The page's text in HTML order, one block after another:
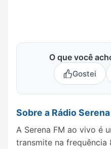
O que você
Gostei
Sobre a Rádio Serena
A Serena FM ao vivo é
transmite na frequência